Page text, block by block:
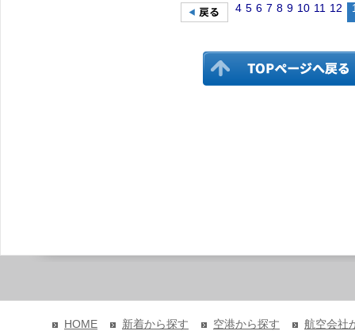
4 5 6 7 8 9 10 11 12
HOME 新着から探す 空港から探す 航空会社